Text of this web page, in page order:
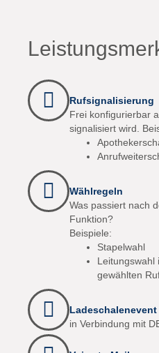
Rufsignalisierung
Frei konfigurierbar
signalisiert wird.
Wählregeln
Was passiert nach
Funktion?
Beispiele:
Stapelwahl
Leitungswahl
gewählten
Ladeschalenevent
in Verbindung mit